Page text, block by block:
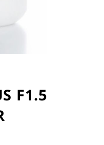
F1.5